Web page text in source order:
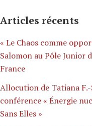
Articles récents
« Le Chaos comme
Salomon au Pôle Junior
France
Allocution de Tatiana F.-
conférence « Énergie
Sans Elles »